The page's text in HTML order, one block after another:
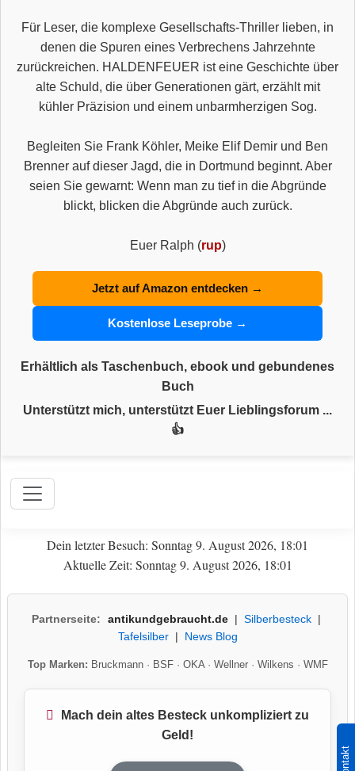
Kontakt
Für Leser, die komplexe Gesellschafts-Thriller lieben, in
denen die Spuren eines Verbrechens Jahrzehnte
zurückreichen. HALDENFEUER ist eine Geschichte über
alte Schuld, die über Generationen gärt, erzählt mit
kühler Präzision und einem unbarmherzigen Sog.
Begleiten Sie Frank Köhler, Meike Elif Demir und Ben
Brenner auf dieser Jagd, die in Dortmund beginnt. Aber
seien Sie gewarnt: Wenn man zu tief in die Abgründe
blickt, blicken die Abgründe auch zurück.
Euer Ralph (rup)
Jetzt auf Amazon entdecken →
Kostenlose Leseprobe →
Erhältlich als Taschenbuch, ebook und gebundenes
Buch
Unterstützt mich, unterstützt Euer Lieblingsforum ...
👍
Dein letzter Besuch: Sonntag 9. August 2026, 18:01
Aktuelle Zeit: Sonntag 9. August 2026, 18:01
Partnerseite: antikundgebraucht.de| Silberbesteck|
Tafelsilber| News Blog
Top Marken: Bruckmann· BSF· OKA· Wellner· Wilkens · WMF
Mach dein altes Besteck unkompliziert zu
Geld!